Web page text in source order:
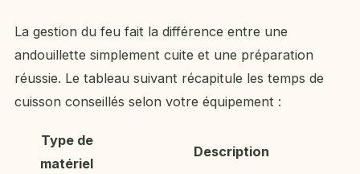
La gestion du feu fait la différence entre une
andouillette simplement cuite et une préparation
réussie. Le tableau suivant récapitule les temps de
cuisson conseillés selon votre équipement :
Type de
matériel
Description